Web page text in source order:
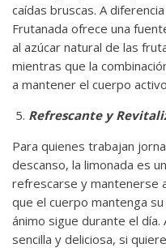
caídas bruscas. A
Frutanada ofrece una
al azúcar natural de las
mientras que la
a mantener el cuerpo
Refrescante y
Para quienes trabajan
descanso, la limonada es
refrescarse y mantenerse
que el cuerpo mantenga
ánimo sigue durante el
sencilla y deliciosa, si